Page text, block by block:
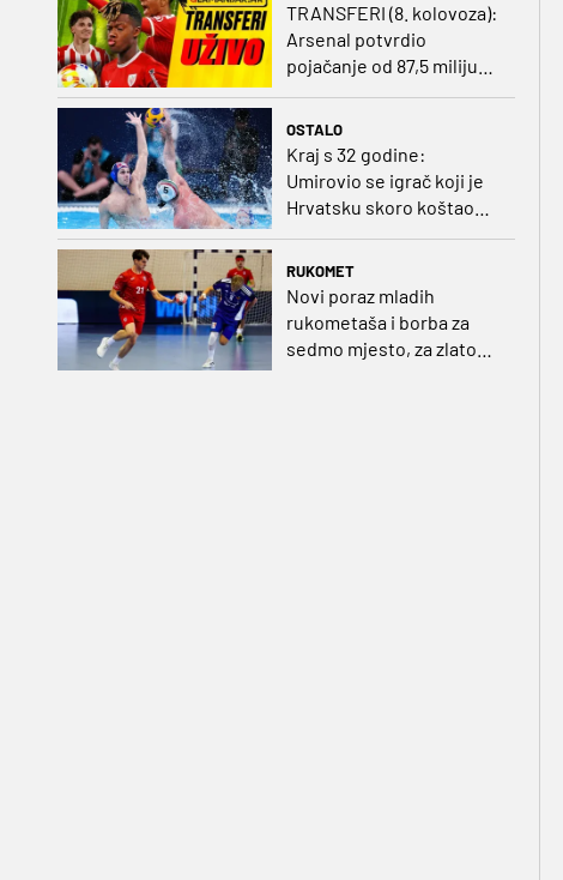
TRANSFERI (8. kolovoza):
Arsenal potvrdio
pojačanje od 87,5 milijuna
eura, Benfica prihvatila
OSTALO
Kraj s 32 godine:
Umirovio se igrač koji je
Hrvatsku skoro koštao
RUKOMET
Novi poraz mladih
rukometaša i borba za
sedmo mjesto, za zlato